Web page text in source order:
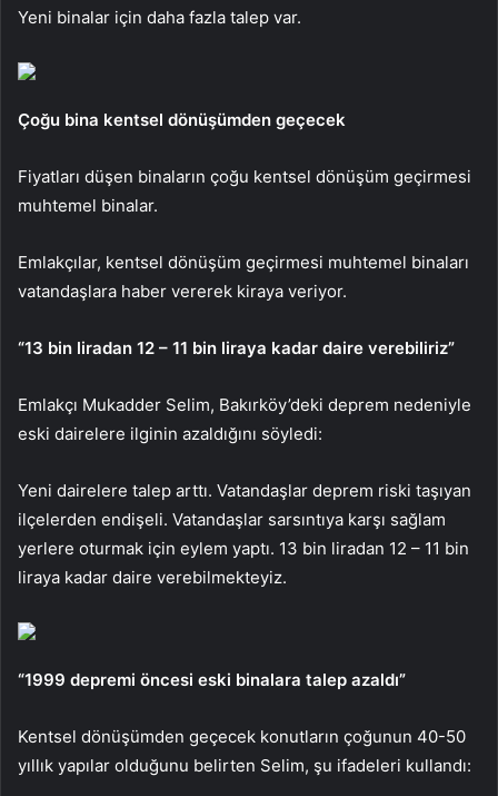
Yeni binalar için daha fazla talep var.
Çoğu bina kentsel dönüşümden geçecek
Fiyatları düşen binaların çoğu kentsel dönüşüm geçirmesi
muhtemel binalar.
Emlakçılar, kentsel dönüşüm geçirmesi muhtemel binaları
vatandaşlara haber vererek kiraya veriyor.
“13 bin liradan 12 – 11 bin liraya kadar daire verebiliriz”
Emlakçı Mukadder Selim, Bakırköy’deki deprem nedeniyle
eski dairelere ilginin azaldığını söyledi:
Yeni dairelere talep arttı. Vatandaşlar deprem riski taşıyan
ilçelerden endişeli. Vatandaşlar sarsıntıya karşı sağlam
yerlere oturmak için eylem yaptı. 13 bin liradan 12 – 11 bin
liraya kadar daire verebilmekteyiz.
“1999 depremi öncesi eski binalara talep azaldı”
Kentsel dönüşümden geçecek konutların çoğunun 40-50
yıllık yapılar olduğunu belirten Selim, şu ifadeleri kullandı: